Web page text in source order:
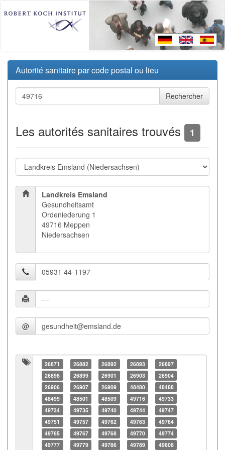
Autorité sanitaire par code postal ou lieu
Les autorités sanitaires trouvés 1
Landkreis Emsland
Gesundheitsamt
Ordeniederung 1
49716 Meppen
Niedersachsen
@
26871 26882 26892 26893
26897
26898
26899 26901 26903
26904
26906
26907 26909 48480
48488
48499
48501 48509 49716
49733
49734
49735 49740 49744
49747
49751
49757 49762 49763
49764
49765
49767 49768 49770
49774
49777
49779 49786 49789 49808